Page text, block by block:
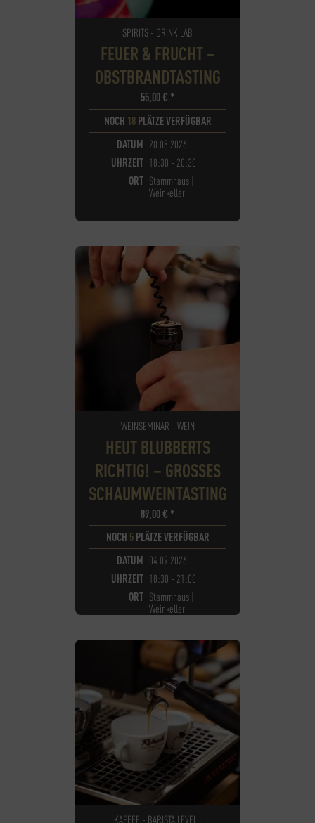
SPIRITS - DRINK LAB
FEUER & FRUCHT –
OBSTBRANDTASTING
55,00€ *
NOCH 18PLÄTZE VERFÜGBAR
DATUM 20.08.2026
UHRZEIT 18:30 - 20:30
ORT Stammhaus |
Weinkeller
WEINSEMINAR - WEIN
HEUT BLUBBERTS
RICHTIG! – GROSSES S
CHAUMWEINTASTING
89,00€ *
NOCH 5PLÄTZE VERFÜGBAR
DATUM 04.09.2026
UHRZEIT 18:30 - 21:00
ORT Stammhaus |
Weinkeller
KAFFEE - BARISTA LEVEL I